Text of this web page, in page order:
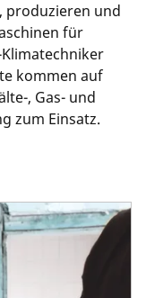
produzieren und
für
kommen auf
, Gas- und
zum Einsatz.